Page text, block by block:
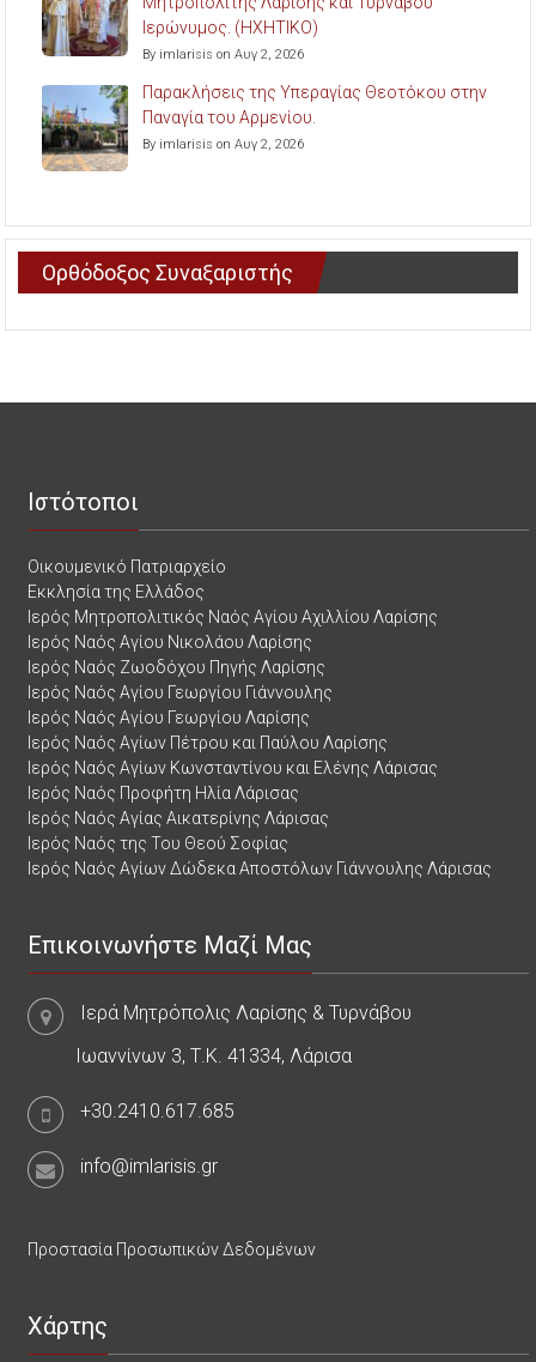
Ιερώνυμος. (ΗΧΗΤΙΚΟ)
By imlarisis on Αυγ 2, 2026
Παρακλήσεις της Υπεραγίας Θεοτόκου στην
Παναγία του Αρμενίου.
By imlarisis on Αυγ 2, 2026
Ορθόδοξος Συναξαριστής
Ιστότοποι
Οικουμενικό Πατριαρχείο
Εκκλησία της Ελλάδος
Ιερός Μητροπολιτικός Ναός Αγίου Αχιλλίου Λαρίσης
Ιερός Ναός Αγίου Νικολάου Λαρίσης
Ιερός Ναός Ζωοδόχου Πηγής Λαρίσης
Ιερός Ναός Αγίου Γεωργίου Γιάννουλης
Ιερός Ναός Αγίου Γεωργίου Λαρίσης
Ιερός Ναός Αγίων Πέτρου και Παύλου Λαρίσης
Ιερός Ναός Αγίων Κωνσταντίνου και Ελένης Λάρισας
Ιερός Ναός Προφήτη Ηλία Λάρισας
Ιερός Ναός Αγίας Αικατερίνης Λάρισας
Ιερός Ναός της Του Θεού Σοφίας
Ιερός Ναός Αγίων Δώδεκα Αποστόλων Γιάννουλης Λάρισας
Επικοινωνήστε Μαζί Μας
Ιερά Μητρόπολις Λαρίσης & Τυρνάβου
Ιωαννίνων 3, Τ.Κ. 41334, Λάρισα
+30.2410.617.685
info@imlarisis.gr
Προστασία Προσωπικών Δεδομένων
Χάρτης